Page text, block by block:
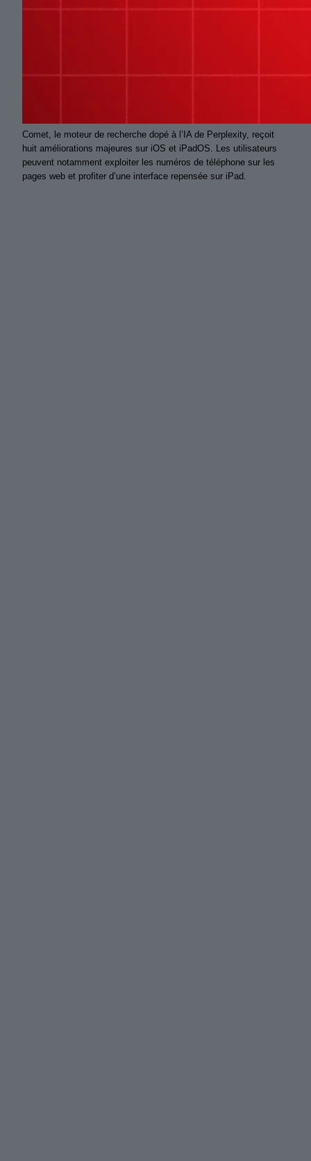
Comet, le moteur de recherche dopé à l’IA de Perplexity, reçoit
huit améliorations majeures sur iOS et iPadOS. Les utilisateurs
peuvent notamment exploiter les numéros de téléphone sur les
pages web et profiter d’une interface repensée sur iPad.